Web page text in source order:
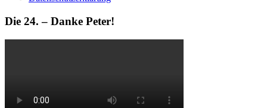
Die 24. – Danke Peter!